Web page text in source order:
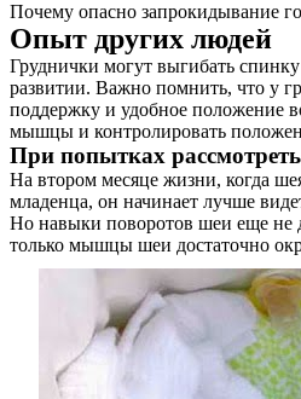
Почему опасно запрокидывание
Опыт других людей
Груднички могут выгибать
развитии. Важно помнить, что у
поддержку и удобное положение
мышцы и контролировать
При попытках
На втором месяце жизни, когда
младенца, он начинает лучше
Но навыки поворотов шеи еще не
только мышцы шеи достаточно